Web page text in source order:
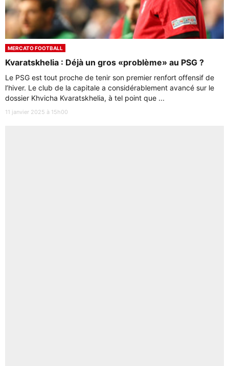
MERCATO FOOTBALL
Kvaratskhelia : Déjà un gros «problème» au PSG ?
Le PSG est tout proche de tenir son premier renfort offensif de
l’hiver. Le club de la capitale a considérablement avancé sur le
dossier Khvicha Kvaratskhelia, à tel point que ...
11 janvier 2025 à 15h00